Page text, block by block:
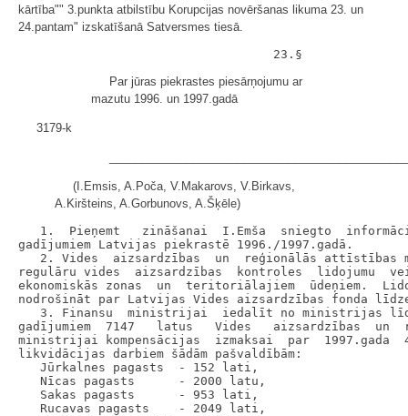
kārtība"" 3.punkta atbilstību Korupcijas novēršanas likuma 23. un
24.pantam" izskatīšanā Satversmes tiesā.
Par jūras piekrastes piesārņojumu ar
mazutu 1996. un 1997.gadā
3179-k
(I.Emsis, A.Poča, V.Makarovs, V.Birkavs,
A.Kiršteins, A.Gorbunovs, A.Šķēle)
1.  Pieņemt   zināšanai  I.Emša  sniegto
gadījumiem Latvijas piekrastē 1996./1997.gadā.
2. Vides  aizsardzības  un  reģionālās attīstības
regulāru vides  aizsardzības  kontroles  lidojumu
ekonomiskās zonas  un  teritoriālajiem  ūdeņiem.
nodrošināt par Latvijas Vides aizsardzības fonda
3. Finansu  ministrijai  iedalīt no ministrijas
gadījumiem  7147   latus   Vides   aizsardzības
ministrijai kompensācijas  izmaksai  par  1997.gada
likvidācijas darbiem šādām pašvaldībām:
Jūrkalnes pagasts  - 152 lati,
Nīcas pagasts      - 2000 latu,
Sakas pagasts      - 953 lati,
Rucavas pagasts    - 2049 lati,